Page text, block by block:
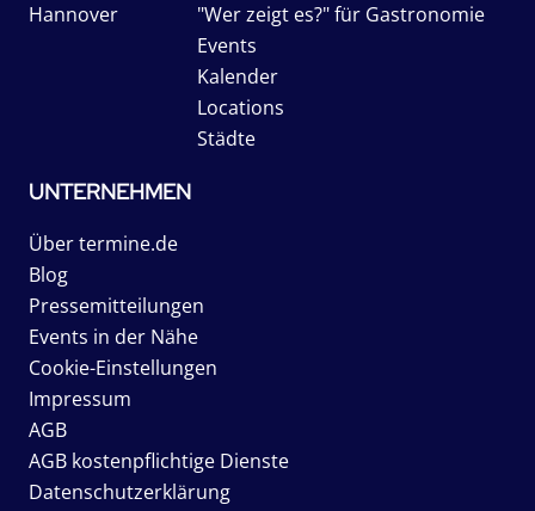
Hannover
"Wer zeigt es?" für Gastronomie
Events
Kalender
Locations
Städte
UNTERNEHMEN
Über termine.de
Blog
Pressemitteilungen
Events in der Nähe
Cookie-Einstellungen
Impressum
AGB
AGB kostenpflichtige Dienste
Datenschutzerklärung